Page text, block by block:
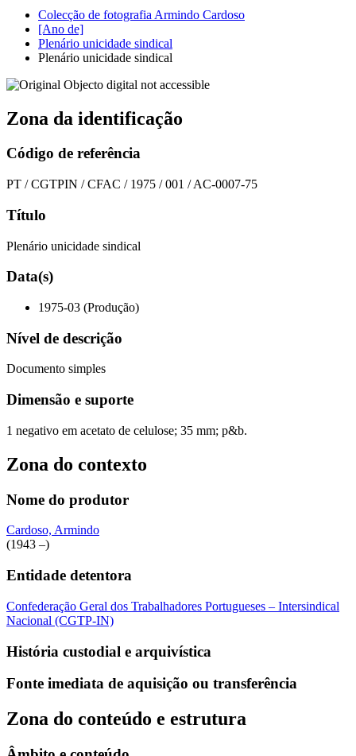
Colecção de fotografia Armindo Cardoso
[Ano de]
Plenário unicidade sindical
Plenário unicidade sindical
Zona da identificação
Código de referência
PT / CGTPIN / CFAC / 1975 / 001 / AC-0007-75
Título
Plenário unicidade sindical
Data(s)
1975-03 (Produção)
Nível de descrição
Documento simples
Dimensão e suporte
1 negativo em acetato de celulose; 35 mm; p&b.
Zona do contexto
Nome do produtor
Cardoso, Armindo
(1943 –)
Entidade detentora
Confederação Geral dos Trabalhadores Portugueses – Intersindical
Nacional (CGTP-IN)
História custodial e arquivística
Fonte imediata de aquisição ou transferência
Zona do conteúdo e estrutura